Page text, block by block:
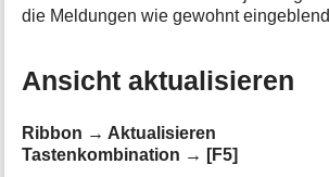
die Meldungen wie gewohnt
Ansicht aktualisieren
Ribbon → Aktualisieren
Tastenkombination → [F5]